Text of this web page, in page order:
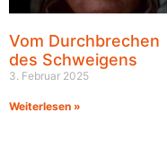
Vom Durchbrechen
des Schweigens
3. Februar 2025
Weiterlesen »